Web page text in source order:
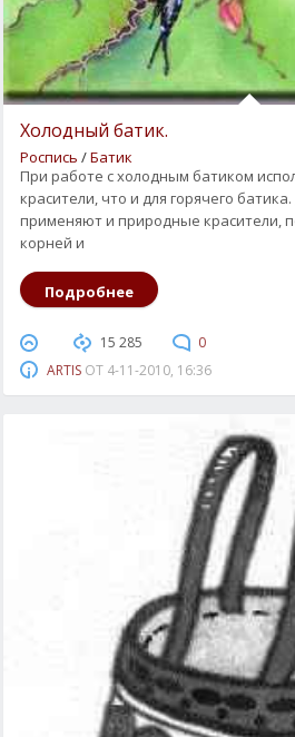
Холодный батик.
Роспись /Батик
При работе с холодным батиком
красители, что и для горячего
применяют и природные красители,
корней и
Подробнее
15 285
0
ARTISОТ 4-11-2010, 16:36